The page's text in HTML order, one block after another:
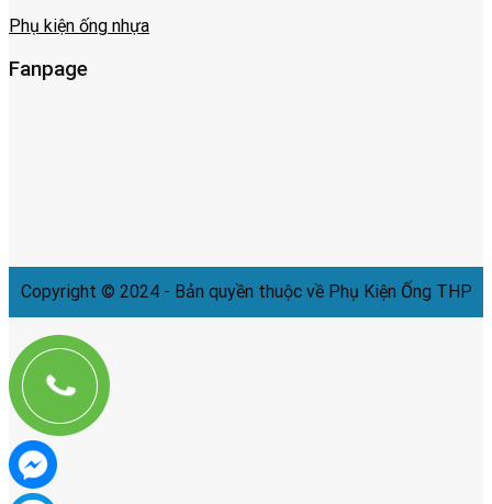
Phụ kiện ống nhựa
Fanpage
Copyright © 2024 - Bản quyền thuộc về Phụ Kiện Ống THP